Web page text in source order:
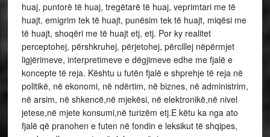
huaj, puntorë të huaj, tregëtarë të huaj, veprimtari me të
huajt, emigrim tek të huajt, punësim tek të huajt, miqësi me
të huajt, shoqëri me të huajt etj, etj. Por ky realitet
perceptohej, përshkruhej, përjetohej, përcillej nëpërmjet
ligjërimeve, interpretimeve e dëgjimeve edhe me fjalë e
koncepte të reja. Kështu u futën fjalë e shprehje të reja në
politikë, në ekonomi, në ndërtim, në biznes, në administrim,
në arsim, në shkencë,në mjekësi, në elektronikë,në nivel
jetese,në mjete konsumi,në turizëm etj.E këtu ka nga ato
fjalë që pranohen e futen në fondin e leksikut të shqipes,